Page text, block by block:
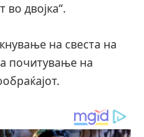
во двојка“.
на свеста на
почитување на